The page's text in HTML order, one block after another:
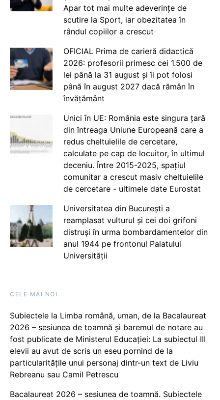
Apar tot mai multe adeverințe de
scutire la Sport, iar obezitatea în
rândul copiilor a crescut
OFICIAL Prima de carieră didactică
2026: profesorii primesc cei 1.500 de
lei până la 31 august și îi pot folosi
până în august 2027 dacă rămân în
învățământ
Unici în UE: România este singura țară
din întreaga Uniune Europeană care a
redus cheltuielile de cercetare,
calculate pe cap de locuitor, în ultimul
deceniu. Între 2015-2025, spațiul
comunitar a crescut masiv cheltuielile
de cercetare - ultimele date Eurostat
Universitatea din București a
reamplasat vulturul și cei doi grifoni
distruși în urma bombardamentelor din
anul 1944 pe frontonul Palatului
Universității
CELE MAI NOI
Subiectele la Limba română, uman, de la Bacalaureat
2026 – sesiunea de toamnă și baremul de notare au
fost publicate de Ministerul Educației: La subiectul III
elevii au avut de scris un eseu pornind de la
particularitățile unui personaj dintr-un text de Liviu
Rebreanu sau Camil Petrescu
Bacalaureat 2026 – sesiunea de toamnă. Subiectele